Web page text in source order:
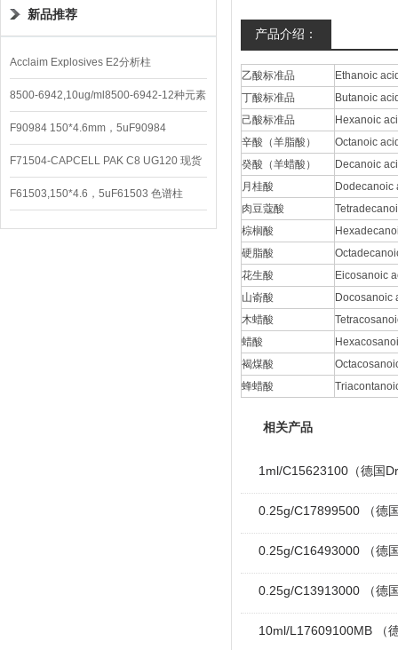
新品推荐
Acclaim Explosives E2分析柱
8500-6942,10ug/ml8500-6942-12种元素
混合校准液
F90984 150*4.6mm，5uF90984
CAPCELL PAK C8 DD （S-5）
F71504-CAPCELL PAK C8 UG120 现货
3600/支
F61503,150*4.6，5uF61503 色谱柱
CAPCELL PAK C18 UG120
产品介绍：
乙酸标准品
Ethanoic
丁酸标准品
Butanoic
己酸标准品
Hexanoic
辛酸（羊脂酸）
Octanoic
癸酸（羊蜡酸）
Decanoic
月桂酸
Dodecanoic
肉豆蔻酸
棕榈酸
硬脂酸
花生酸
Eicosanoic
山嵛酸
Docosanoic
木蜡酸
蜡酸
褐煤酸
蜂蜡酸
相关产品
1ml/C15623100（德国
0.25g/C17899500 （德
0.25g/C16493000 （德
0.25g/C13913000 （德
10ml/L17609100MB （